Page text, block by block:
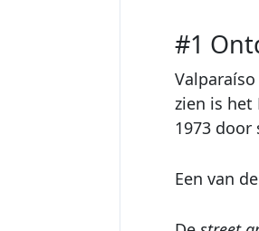
#1
zien is het
1973 door
Een van